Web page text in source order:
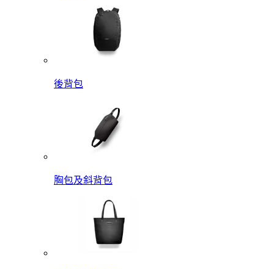
後背包
胸包及斜背包